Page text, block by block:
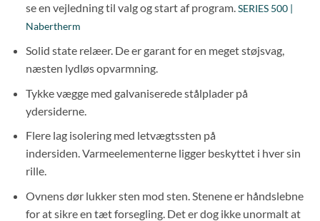
se en vejledning til valg og start af program.SERIES 500 |
Nabertherm
Solid state relæer. De er garant for en meget støjsvag,
næsten lydløs opvarmning.
Tykke vægge med galvaniserede stålplader på
ydersiderne.
Flere lag isolering med letvægtssten på
indersiden. Varmeelementerne ligger beskyttet i hver sin
rille.
Ovnens dør lukker sten mod sten. Stenene er håndslebne
for at sikre en tæt forsegling. Det er dog ikke unormalt at